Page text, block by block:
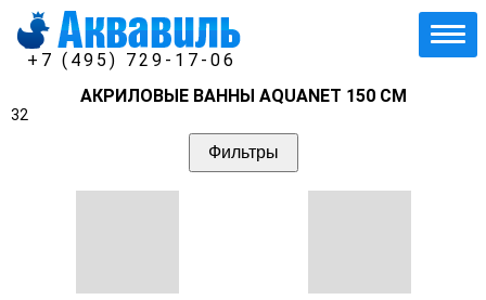
+7 (495) 729-17-06
АКРИЛОВЫЕ ВАННЫ AQUANET 150 СМ
32
Фильтры